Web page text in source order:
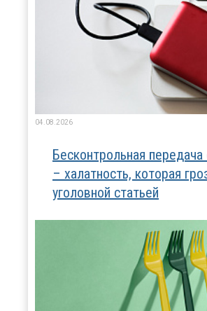
04.08.2026
Бесконтрольная
– халатность, которая
уголовной статьей